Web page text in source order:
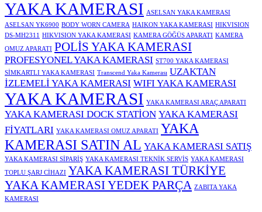
YAKA KAMERASI ASELSAN YAKA KAMERASI
ASELSAN YK6900 BODY WORN CAMERA HAIKON YAKA KAMERASI HIKVISION
DS-MH2311
HIKVISION YAKA KAMERASI KAMERA GÖĞÜS APARATI KAMERA
OMUZ APARATI POLİS YAKA KAMERASI
PROFESYONEL YAKA KAMERASI ST700 YAKA KAMERASI
SİMKARTLI YAKA KAMERASI Transcend Yaka Kamerası UZAKTAN
İZLEMELİ YAKA KAMERASI WIFI YAKA KAMERASI
YAKA KAMERASI YAKA KAMERASI ARAÇ APARATI
YAKA KAMERASI DOCK STATİON YAKA KAMERASI
FİYATLARI YAKA KAMERASI OMUZ APARATI YAKA
KAMERASI SATIN AL YAKA KAMERASI SATIŞ
YAKA KAMERASI SİPARİŞ YAKA KAMERASI TEKNİK SERVİS YAKA KAMERASI
TOPLU ŞARJ CİHAZI YAKA KAMERASI TÜRKİYE
YAKA KAMERASI YEDEK PARÇA ZABITA YAKA
KAMERASI